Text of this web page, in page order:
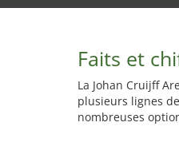
Faits et
La Johan Cruijff
plusieurs lignes
nombreuses